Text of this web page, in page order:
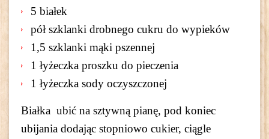
5 białek
pół szklanki drobnego cukru do wypieków
1,5 szklanki mąki pszennej
1 łyżeczka proszku do pieczenia
1 łyżeczka sody oczyszczonej
Białka ubić na sztywną pianę, pod koniec
ubijania dodając stopniowo cukier, ciągle